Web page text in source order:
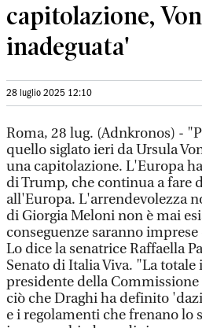
capitolazione,
inadeguata'
28 luglio 2025 12:10
Roma, 28 lug. (Adnkronos) -
quello siglato ieri da Ursula
una capitolazione. L'Europa
di Trump, che continua a fare
all'Europa. L'arrendevolezza
di Giorgia Meloni non è mai
conseguenze saranno
Lo dice la senatrice Raffaella
Senato di Italia Viva. "La totale
presidente della
ciò che Draghi ha definito
e i regolamenti che frenano lo